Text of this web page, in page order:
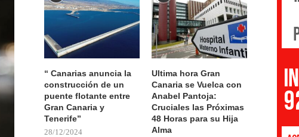
“ Canarias anuncia la
construcción de un
puente flotante entre
Gran Canaria y
Tenerife”
28/12/2024
Ultima hora Gran
Canaria se Vuelca con
Anabel Pantoja:
Cruciales las Próximas
48 Horas para su Hija
Alma